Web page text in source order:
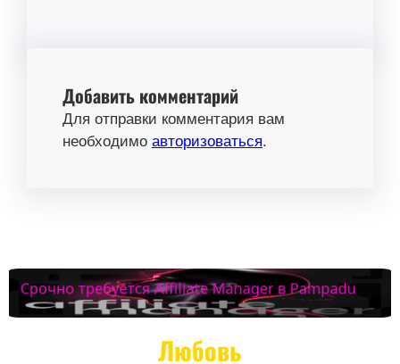
Добавить комментарий
Для отправки комментария вам
необходимо авторизоваться.
Любовь